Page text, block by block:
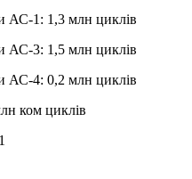
АС-1: 1,3 млн циклів
АС-3: 1,5 млн циклів
АС-4: 0,2 млн циклів
ком циклів